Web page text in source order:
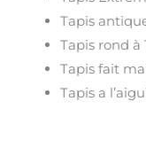
Tapis
Tapis rond
Tapis fait
Tapis a